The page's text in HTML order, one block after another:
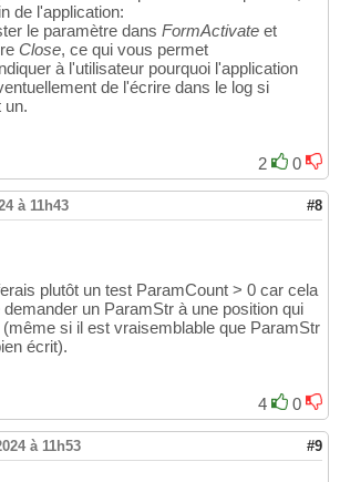
de l'application:
le paramètre dans FormActivate et
Close, ce qui vous permet
à l'utilisateur pourquoi l'application
de l'écrire dans le log si
un.
2
0
à 11h43 #8
plutôt un test ParamCount > 0 car cela
un ParamStr à une position qui
si il est vraisemblable que ParamStr
écrit).
4
0
à 11h53 #9